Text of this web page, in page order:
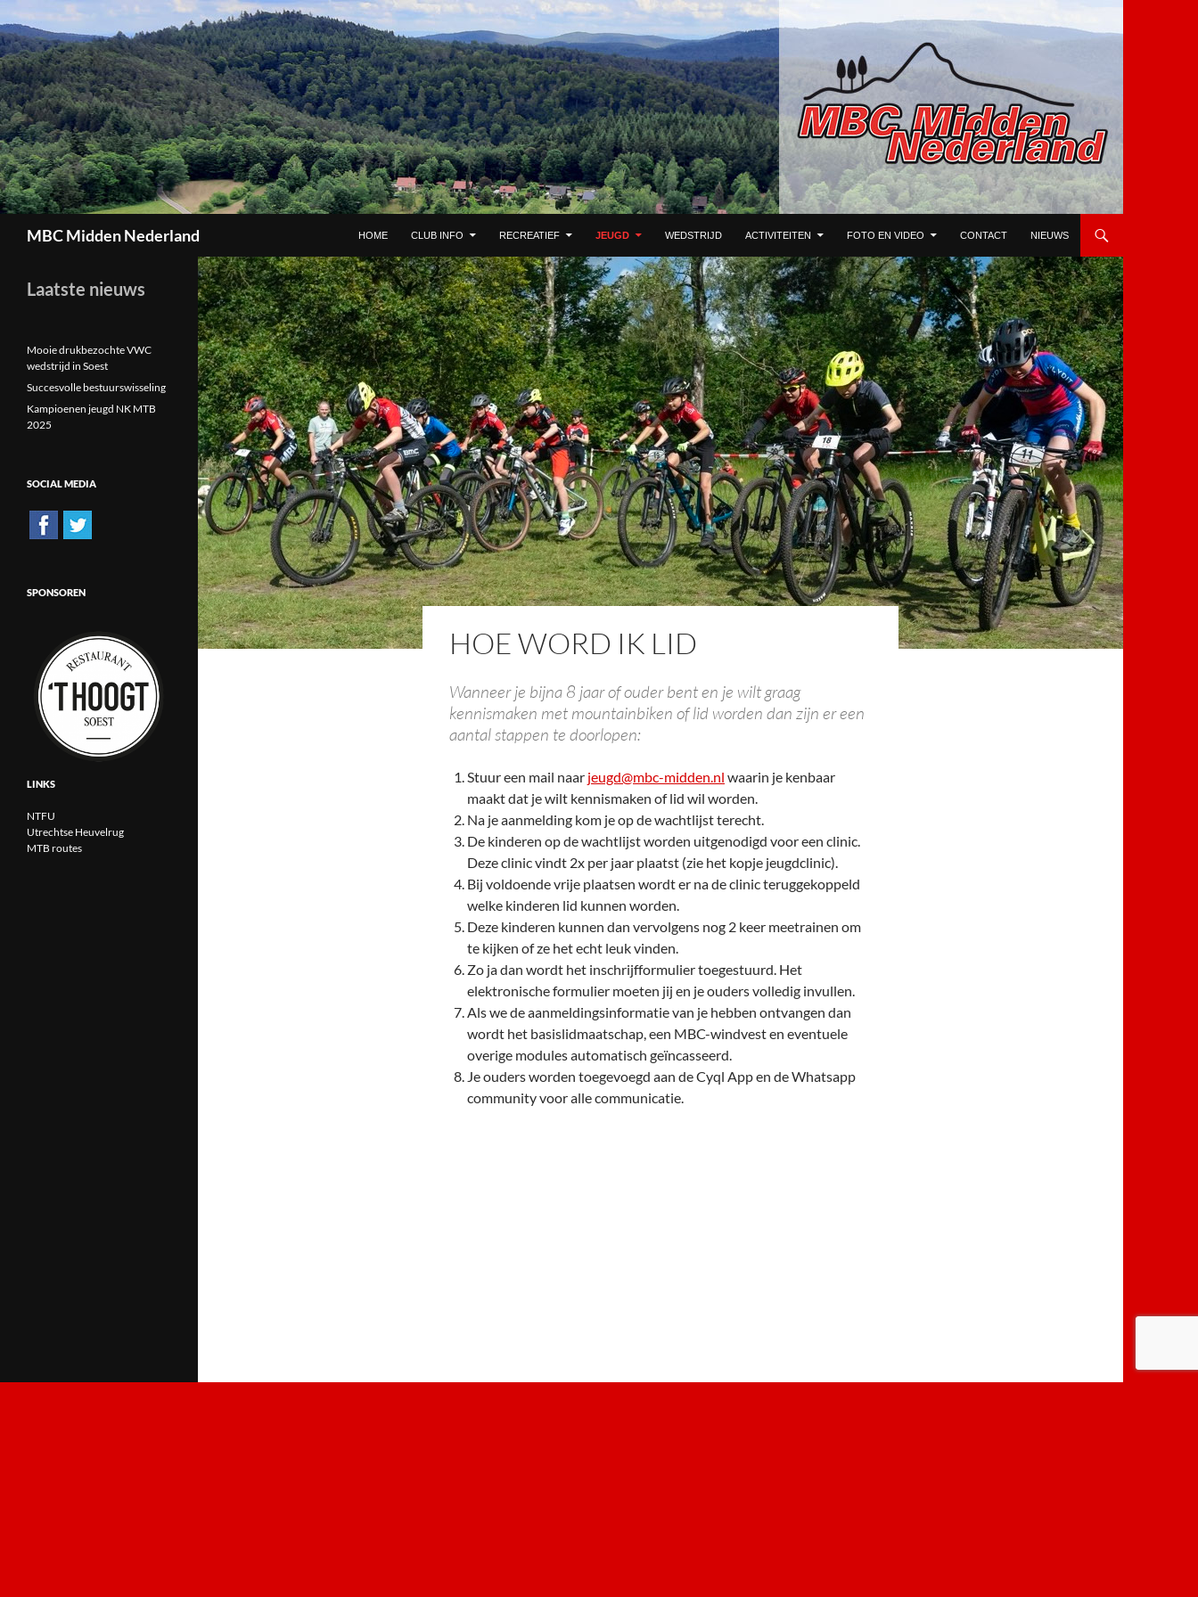
MBC Midden Nederland HOME CLUB INFO RECREATIEF JEUGD WEDSTRIJD ACTIVITEITEN FOTO EN VIDEO CONTACT NIEUWS
HOE WORD IK LID
Wanneer je bijna 8 jaar of ouder bent en je wilt graag
kennismaken met mountainbiken of lid worden dan zijn er een
aantal stappen te doorlopen:
Stuur een mail naar jeugd@mbc-midden.nl waarin je kenbaar
maakt dat je wilt kennismaken of lid wil worden.
Na je aanmelding kom je op de wachtlijst terecht.
De kinderen op de wachtlijst worden uitgenodigd voor een clinic.
Deze clinic vindt 2x per jaar plaatst (zie het kopje jeugdclinic).
Bij voldoende vrije plaatsen wordt er na de clinic teruggekoppeld
welke kinderen lid kunnen worden.
Deze kinderen kunnen dan vervolgens nog 2 keer meetrainen om
te kijken of ze het echt leuk vinden.
Zo ja dan wordt het inschrijfformulier toegestuurd. Het
elektronische formulier moeten jij en je ouders volledig invullen.
Als we de aanmeldingsinformatie van je hebben ontvangen dan
wordt het basislidmaatschap, een MBC-windvest en eventuele
overige modules automatisch geïncasseerd.
Je ouders worden toegevoegd aan de Cyql App en de Whatsapp
community voor alle communicatie.
Laatste nieuws
Mooie drukbezochte VWC
wedstrijd in Soest
Succesvolle bestuurswisseling
Kampioenen jeugd NK MTB
2025
SOCIAL MEDIA
SPONSOREN
LINKS
NTFU
Utrechtse Heuvelrug
MTB routes